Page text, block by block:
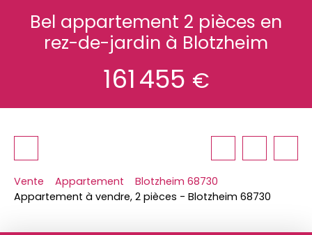
Bel appartement 2 pièces en
rez-de-jardin à Blotzheim
161 455 €
Vente Appartement
Blotzheim 68730
Appartement à vendre, 2 pièces - Blotzheim 68730